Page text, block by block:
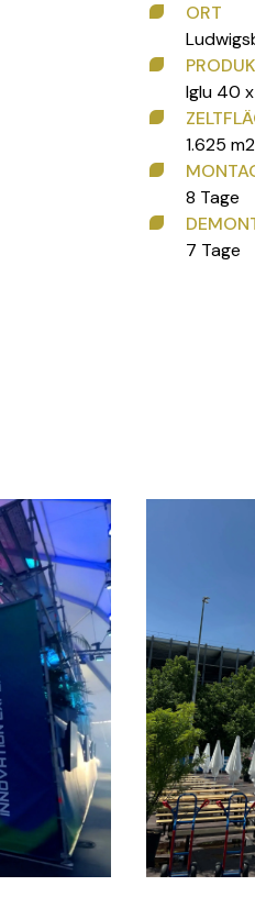
ORT
Iglu 40
1.625
8 Tage
7 Tage